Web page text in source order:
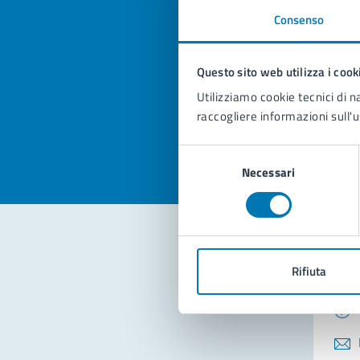
Consenso
Questo sito web utilizza i
Utilizziamo cookie tecnici di
raccogliere informazioni
Necessari
Rifiuta
Valuta